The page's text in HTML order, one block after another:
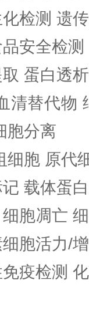
化检测 遗
品安全检
取 蛋白透
清替代物
胞分离
细胞 原代
记 载体蛋
细胞凋亡
细胞活力/
免疫检测